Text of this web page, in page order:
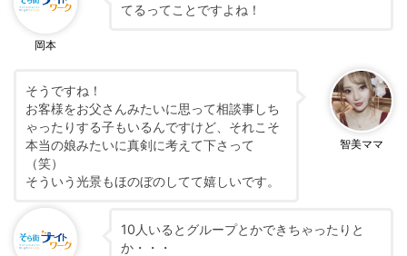
岡本
てるってことですよね！
智美ママ
そうですね！
お客様をお父さんみたいに思って相談事しち
ゃったりする子もいるんですけど、それこそ
本当の娘みたいに真剣に考えて下さって
（笑）
そういう光景もほのぼのしてて嬉しいです。
10人いるとグループとかできちゃったりと
か・・・